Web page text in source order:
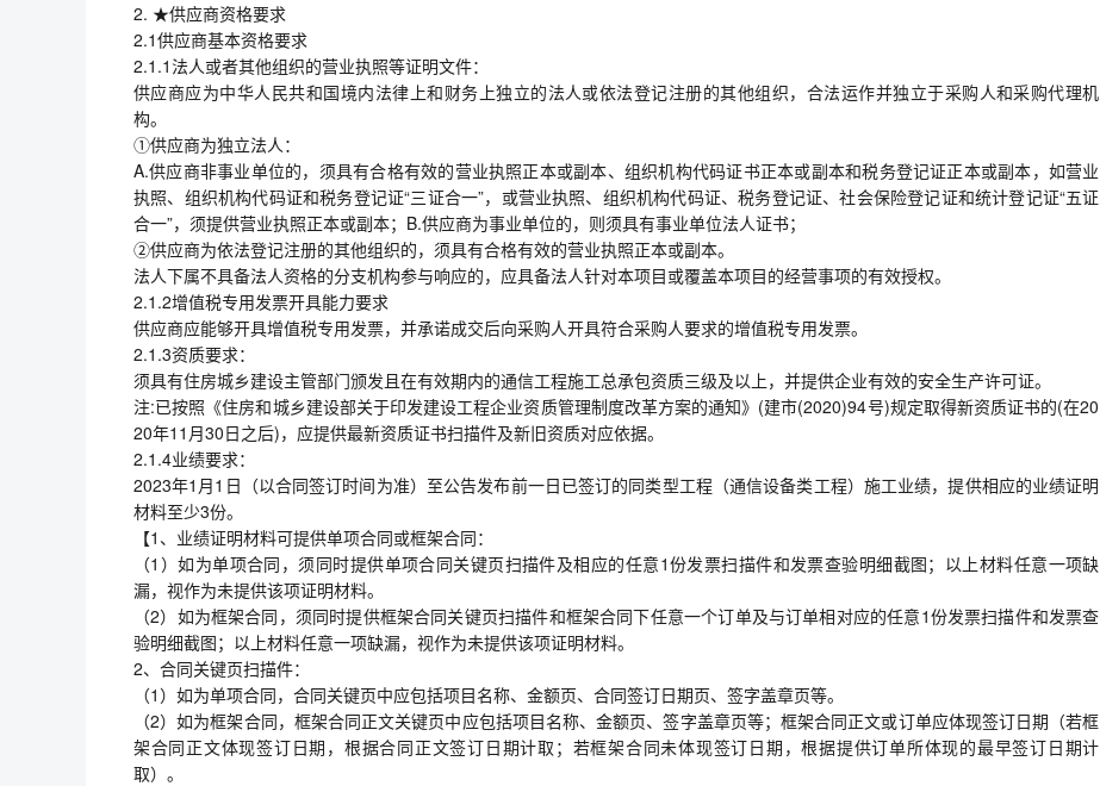
2. ★供应商资格要求
2.1供应商基本资格要求
2.1.1法人或者其他组织的营业执照等证明文件：
供应商应为中华人民共和国境内法律上和财务上独立的法人或依法登记注册的其他组织，合法运作并独立于采购人和采购代理机
构。
①供应商为独立法人：
A.供应商非事业单位的，须具有合格有效的营业执照正本或副本、组织机构代码证书正本或副本和税务登记证正本或副本，如营业
执照、组织机构代码证和税务登记证“三证合一”，或营业执照、组织机构代码证、税务登记证、社会保险登记证和统计登记证“五证
合一”，须提供营业执照正本或副本；B.供应商为事业单位的，则须具有事业单位法人证书；
②供应商为依法登记注册的其他组织的，须具有合格有效的营业执照正本或副本。
法人下属不具备法人资格的分支机构参与响应的，应具备法人针对本项目或覆盖本项目的经营事项的有效授权。
2.1.2增值税专用发票开具能力要求
供应商应能够开具增值税专用发票，并承诺成交后向采购人开具符合采购人要求的增值税专用发票。
2.1.3资质要求：
须具有住房城乡建设主管部门颁发且在有效期内的通信工程施工总承包资质三级及以上，并提供企业有效的安全生产许可证。
注:已按照《住房和城乡建设部关于印发建设工程企业资质管理制度改革方案的通知》(建市(2020)94号)规定取得新资质证书的(在20
20年11月30日之后)，应提供最新资质证书扫描件及新旧资质对应依据。
2.1.4业绩要求：
2023年1月1日（以合同签订时间为准）至公告发布前一日已签订的同类型工程（通信设备类工程）施工业绩，提供相应的业绩证明
材料至少3份。
【1、业绩证明材料可提供单项合同或框架合同：
（1）如为单项合同，须同时提供单项合同关键页扫描件及相应的任意1份发票扫描件和发票查验明细截图；以上材料任意一项缺
漏，视作为未提供该项证明材料。
（2）如为框架合同，须同时提供框架合同关键页扫描件和框架合同下任意一个订单及与订单相对应的任意1份发票扫描件和发票查
验明细截图；以上材料任意一项缺漏，视作为未提供该项证明材料。
2、合同关键页扫描件：
（1）如为单项合同，合同关键页中应包括项目名称、金额页、合同签订日期页、签字盖章页等。
（2）如为框架合同，框架合同正文关键页中应包括项目名称、金额页、签字盖章页等；框架合同正文或订单应体现签订日期（若框
架合同正文体现签订日期，根据合同正文签订日期计取；若框架合同未体现签订日期，根据提供订单所体现的最早签订日期计
取）。